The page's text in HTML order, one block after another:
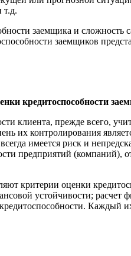
т.д.
заемщика и
заемщиков
кредитоспособности
клиента, прежде всего,
их контролирования
имеется риск и
предприятий (компаний),
критерии оценки
устойчивости; расчет
Каждый